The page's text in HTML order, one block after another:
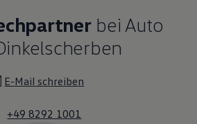
bei Auto
E-Mail schreiben
+49 8292 1001